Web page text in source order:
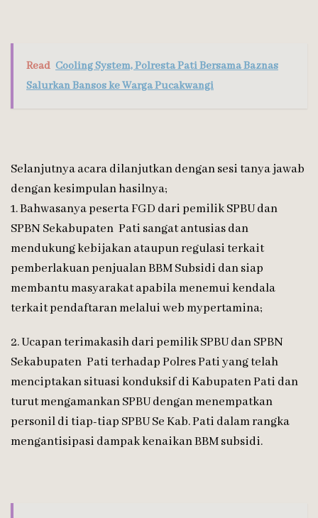
Read Cooling System, Polresta Pati Bersama Baznas
Salurkan Bansos ke Warga Pucakwangi
Selanjutnya acara dilanjutkan dengan sesi tanya jawab
dengan kesimpulan hasilnya;
1. Bahwasanya peserta FGD dari pemilik SPBU dan
SPBN Sekabupaten Pati sangat antusias dan
mendukung kebijakan ataupun regulasi terkait
pemberlakuan penjualan BBM Subsidi dan siap
membantu masyarakat apabila menemui kendala
terkait pendaftaran melalui web mypertamina;
2. Ucapan terimakasih dari pemilik SPBU dan SPBN
Sekabupaten Pati terhadap Polres Pati yang telah
menciptakan situasi konduksif di Kabupaten Pati dan
turut mengamankan SPBU dengan menempatkan
personil di tiap-tiap SPBU Se Kab. Pati dalam rangka
mengantisipasi dampak kenaikan BBM subsidi.